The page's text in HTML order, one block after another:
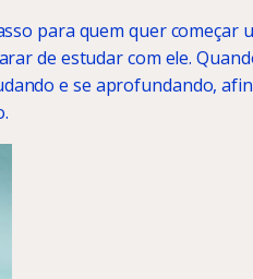
para quem quer começar
de estudar com ele.
e se aprofundando,